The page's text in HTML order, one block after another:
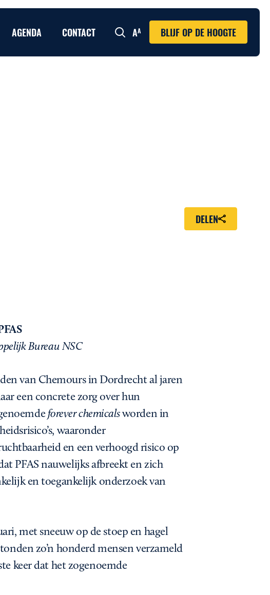
AGENDA CONTACT Zoeken BLIJF OP DE HOOGTE
DELEN
Bureau NSC
van Chemours in Dordrecht al jaren
een concrete zorg over hun
forever chemicalsworden in
waaronder
en een verhoogd risico op
PFAS nauwelijks afbreekt en zich
en toegankelijk onderzoek van
met sneeuw op de stoep en hagel
zo’n honderd mensen verzameld
keer dat het zogenoemde